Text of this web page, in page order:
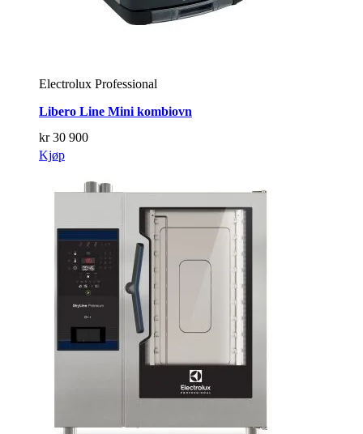
Electrolux Professional
Libero Line Mini kombiovn
kr30 900
Kjøp